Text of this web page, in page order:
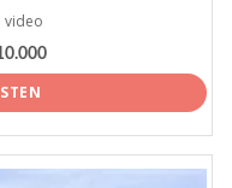
video